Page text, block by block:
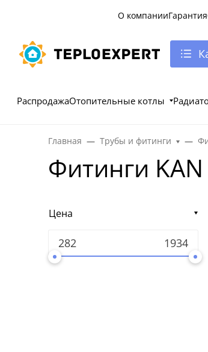
О компанииГарантия
РаспродажаОтопительные котлы
Главная Трубы и фитинги
Фитинги KAN
Цена